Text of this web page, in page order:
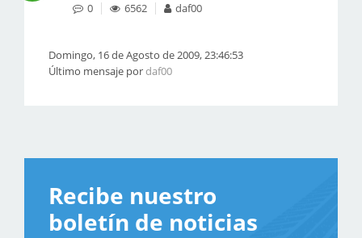
0 6562 daf00
Domingo, 16 de Agosto de 2009, 23:46:53
Último mensaje pordaf00
Recibe nuestro
boletín de noticias